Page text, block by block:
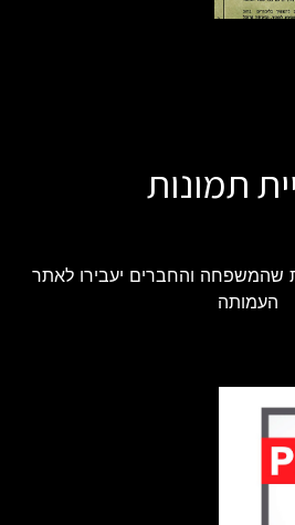
תמונות
שהמשפחה והחברים יעבירו לאתר
העמותה